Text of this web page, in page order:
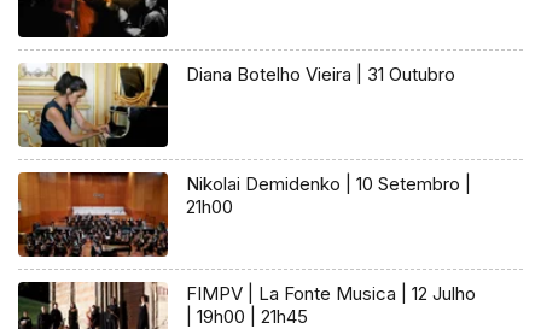
Diana Botelho Vieira | 31 Outubro
Nikolai Demidenko | 10 Setembro |
21h00
FIMPV | La Fonte Musica | 12 Julho
| 19h00 | 21h45